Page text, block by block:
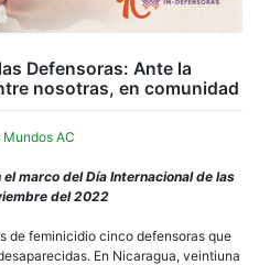
Defensoras: Ante la
nosotras, en comunidad
Mundos AC
el marco del Día Internacional de las
del 2022
de feminicidio cinco defensoras que
En Nicaragua, veintiuna